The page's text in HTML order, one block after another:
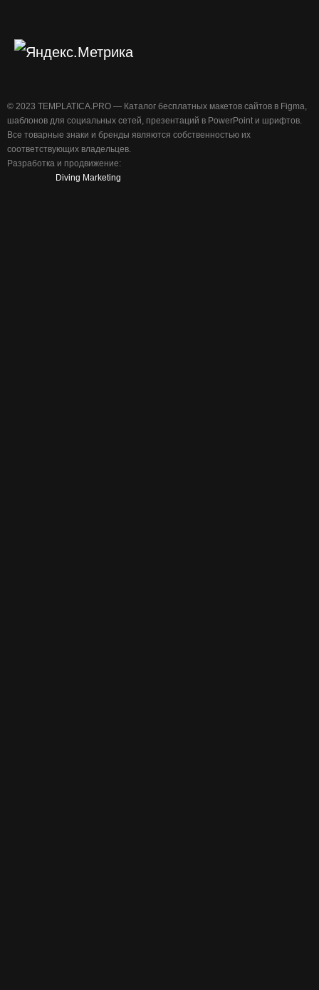
©️ 2023 TEMPLATICA.PRO — Каталог бесплатных макетов сайтов в Figma,
шаблонов для социальных сетей, презентаций в PowerPoint и шрифтов.
Все товарные знаки и бренды являются собственностью их
соответствующих владельцев.
Разработка и продвижение:
Diving Marketing